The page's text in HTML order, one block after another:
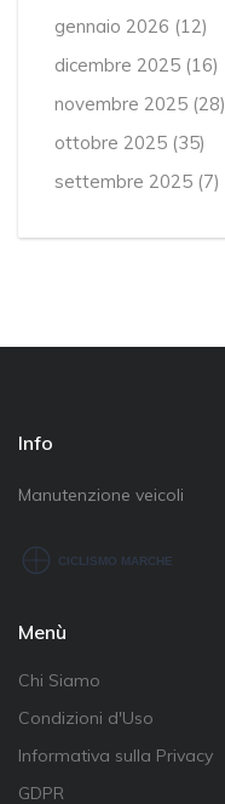
gennaio 2026 (12)
dicembre 2025 (16)
novembre 2025 (28)
ottobre 2025 (35)
settembre 2025 (7)
Info
Manutenzione veicoli
Menù
Chi Siamo
Condizioni d'Uso
Informativa sulla Privacy
GDPR